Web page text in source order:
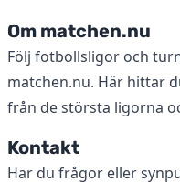
Om matchen.nu
Följ fotbollsligor och
matchen.nu. Här hittar
från de största ligorna
Kontakt
Har du frågor eller